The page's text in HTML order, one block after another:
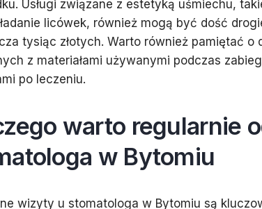
Usługi związane z estetyką uśmiechu,
licówek, również mogą być dość
tysiąc złotych. Warto również pamiętać o
z materiałami używanymi podczas
po leczeniu.
warto regularnie
w Bytomiu
wizyty u stomatologa w Bytomiu są